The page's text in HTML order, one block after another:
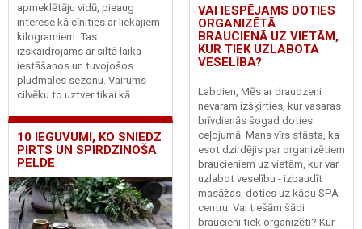
apmeklētāju vidū, pieaug
interese kā cīnities ar liekajiem
kilogramiem. Tas
izskaidrojams ar siltā laika
iestāšanos un tuvojošos
pludmales sezonu. Vairums
cilvēku to uztver tikai kā ...
10 IEGUVUMI, KO SNIEDZ
PIRTS UN SPIRDZINOŠA
PELDE
VAI IESPĒJAMS DOTIES
ORGANIZĒTĀ
BRAUCIENĀ UZ VIETĀM,
KUR TIEK UZLABOTA
VESELĪBA?
Labdien, Mēs ar draudzeni
nevaram izšķirties, kur vasaras
brīvdienās šogad doties
ceļojumā. Mans vīrs stāsta, ka
esot dzirdējis par organizētiem
braucieniem uz vietām, kur var
uzlabot veselību - izbaudīt
masāžas, doties uz kādu SPA
centru. Vai tiešām šādi
braucieni tiek organizēti? Kur